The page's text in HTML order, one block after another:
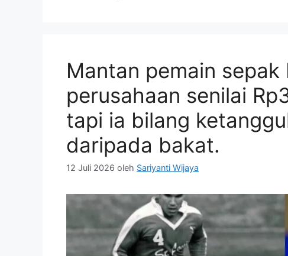
Mantan pemain
perusahaan senilai
tapi ia bilang
daripada bakat.
12 Juli 2026 oleh Sariyanti Wijaya